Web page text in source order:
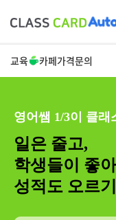
교육 카페가격문의
영어쌤 1/3이 클
일은 줄고,
학생들이 좋
성적도 오르